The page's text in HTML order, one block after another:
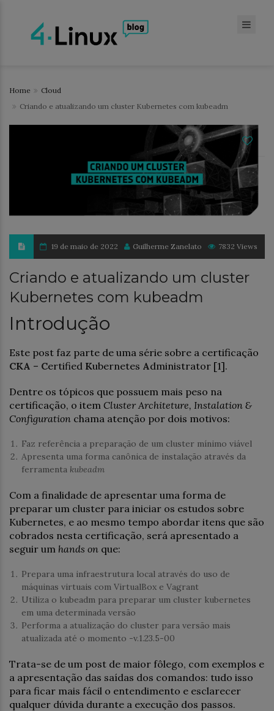
Home
Cloud
Criando e atualizando um cluster Kubernetes com kubeadm
19 de maio de 2022 Guilherme Zanelato 7832 Views
Criando e atualizando um cluster
Kubernetes com kubeadm
Introdução
Este post faz parte de uma série sobre a certificação
CKA – Certified Kubernetes Administrator [1].
Dentre os tópicos que possuem mais peso na
certificação, o item Cluster Architeture, Instalation &
Configuration chama atenção por dois motivos:
Faz referência a preparação de um cluster mínimo viável
Apresenta uma forma canônica de instalação através da
ferramenta kubeadm
Com a finalidade de apresentar uma forma de
preparar um cluster para iniciar os estudos sobre
Kubernetes, e ao mesmo tempo abordar itens que são
cobrados nesta certificação, será apresentado a
seguir um hands on que:
Prepara uma infraestrutura local através do uso de
máquinas virtuais com VirtualBox e Vagrant
Utiliza o kubeadm para preparar um cluster kubernetes
em uma determinada versão
Performa a atualização do cluster para versão mais
atualizada até o momento -v.1.23.5-00
Trata-se de um post de maior fôlego, com exemplos e
a apresentação das saídas dos comandos: tudo isso
para ficar mais fácil o entendimento e esclarecer
qualquer dúvida durante a execução dos passos.